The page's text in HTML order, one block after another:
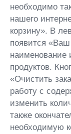
необходимо
нашего
корзину». В
появится «Ваш
наименование
продуктов.
«Очистить
работу с
изменить
также
необходимую